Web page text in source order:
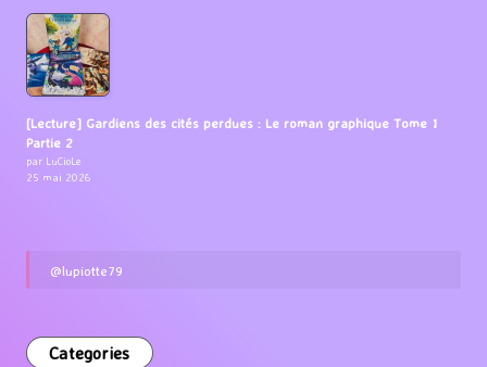
[Lecture] Gardiens des cités perdues : Le roman graphique Tome 1
Partie 2
par LuCioLe
25 mai 2026
@lupiotte79
Categories